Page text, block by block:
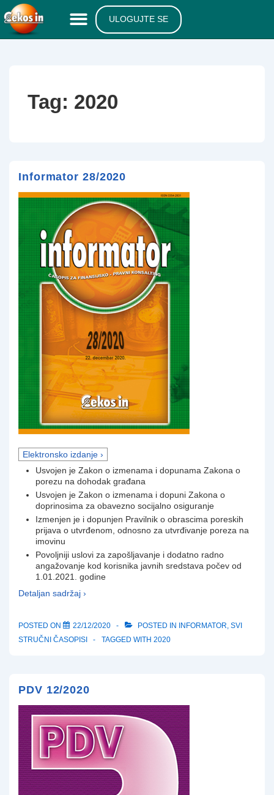
ULOGUJTE SE
Tag: 2020
Informator 28/2020
Elektronsko izdanje ›
Usvojen je Zakon o izmenama i dopunama Zakona o
porezu na dohodak građana
Usvojen je Zakon o izmenama i dopuni Zakona o
doprinosima za obavezno socijalno osiguranje
Izmenjen je i dopunjen Pravilnik o obrascima poreskih
prijava o utvrđenom, odnosno za utvrđivanje poreza na
imovinu
Povoljniji uslovi za zapošljavanje i dodatno radno
angažovanje kod korisnika javnih sredstava počev od
1.01.2021. godine
Detaljan sadržaj ›
POSTED ON 22/12/2020 POSTED IN INFORMATOR SVI
STRUČNI ČASOPISI
TAGGED WITH 2020
PDV 12/2020